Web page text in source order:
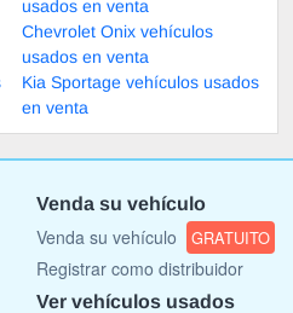
usados en venta
Chevrolet Onix vehículos
usados en venta
Kia Sportage vehículos usados
en venta
Venda su vehículo
Venda su vehículo GRATUITO
Registrar como distribuidor
Ver vehículos usados